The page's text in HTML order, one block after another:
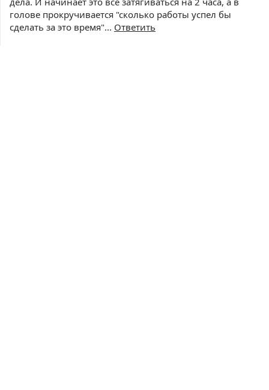
голове прокручивается "сколько работы успел бы
сделать за это время"... Ответить